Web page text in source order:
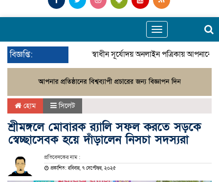
Toggle
navigation
বিজ্ঞপ্তি: স্বাধীন সূর্যোদয় অনলাইন পত্রিকায় আপনাকে
হোম সিলেট
শ্রীমঙ্গলে মোবারক র‌্যালি সফল করতে সড়কে
স্বেচ্ছাসেবক হয়ে দাঁড়ালেন নিসচা সদস্যরা
প্রতিবেদকের নাম :
প্রকাশিত: রবিবার, ৭ সেপ্টেম্বর, ২০২৫